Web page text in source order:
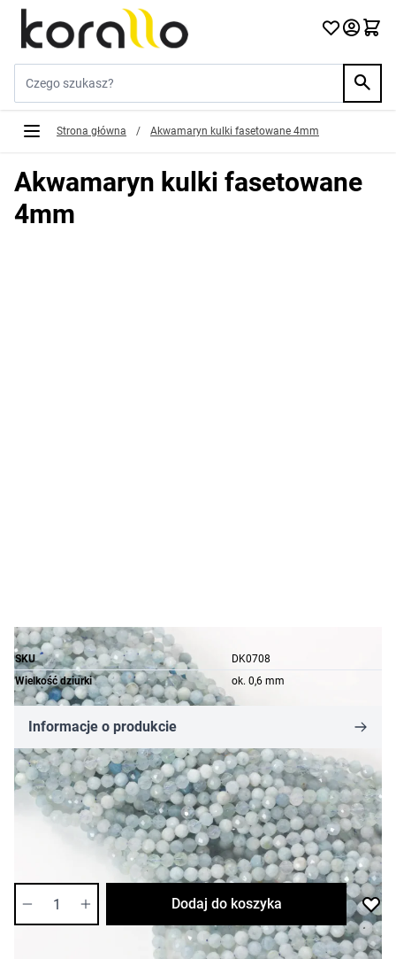
Przejdź do treści
Strona główna / Akwamaryn kulki fasetowane 4mm
Akwamaryn kulki fasetowane
4mm
SKU
DK0708
Wielkość dziurki
ok. 0,6 mm
Informacje o produkcie
8,98 zł
Cena za opakowanie
Ilość w opakowaniu: 10 szt.
Dostępność:średnia
Dodaj do koszyka